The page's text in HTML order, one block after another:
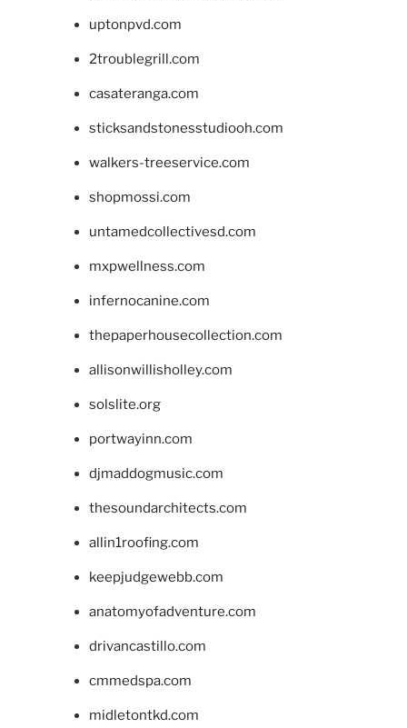
uptonpvd.com
2troublegrill.com
casateranga.com
sticksandstonesstudiooh.com
walkers-treeservice.com
shopmossi.com
untamedcollectivesd.com
mxpwellness.com
infernocanine.com
thepaperhousecollection.com
allisonwillisholley.com
solslite.org
portwayinn.com
djmaddogmusic.com
thesoundarchitects.com
allin1roofing.com
keepjudgewebb.com
anatomyofadventure.com
drivancastillo.com
cmmedspa.com
midletontkd.com